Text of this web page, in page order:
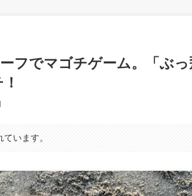
ーフでマゴチゲーム。「ぶ
います。